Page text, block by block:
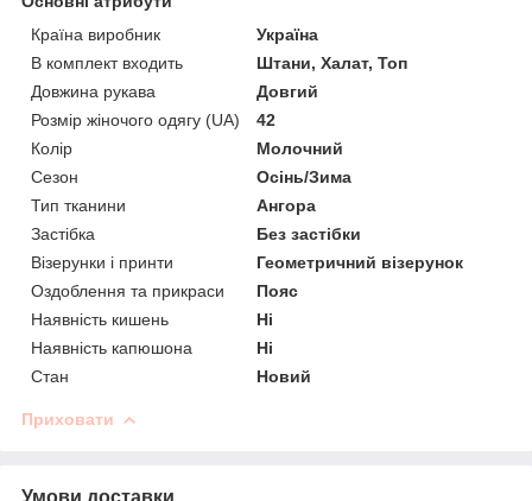
Країна виробник
Україна
В комплект входить
Штани, Халат, Топ
Довжина рукава
Довгий
Розмір жіночого одягу (UA)
42
Колір
Молочний
Сезон
Осінь/Зима
Тип тканини
Ангора
Застібка
Без застібки
Візерунки і принти
Геометричний візерунок
Оздоблення та прикраси
Пояс
Наявність кишень
Ні
Наявність капюшона
Ні
Стан
Новий
Приховати
Умови доставки